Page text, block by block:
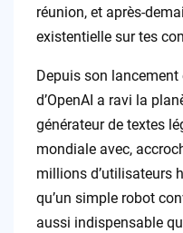
réunion, et après-
existentielle sur tes
Depuis son
d’OpenAI a ravi la
générateur de textes
mondiale avec,
millions d’utilisateurs
qu’un simple robot
aussi indispensable